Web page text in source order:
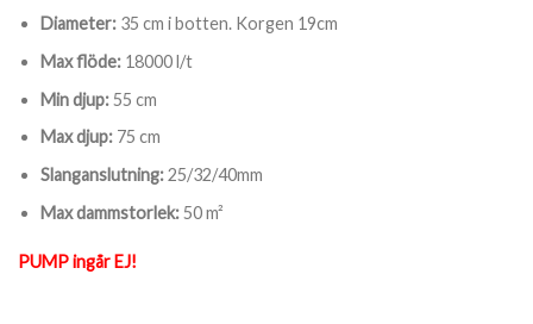
Diameter:35 cm i botten. Korgen 19cm
Max flöde: 18000 l/t
Min djup:55 cm
Max djup:75 cm
Slanganslutning:25/32/40mm
Max dammstorlek:50 m²
PUMP ingår EJ!